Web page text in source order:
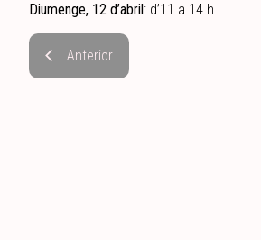
Diumenge, 12 d’abril : d’11 a 14 h.
Anterior